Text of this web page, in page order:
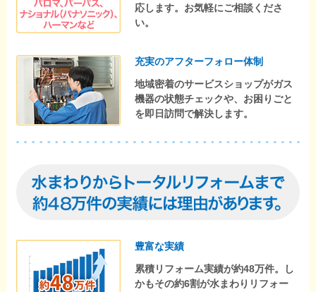
応します。お気軽にご相談くださ
い。
充実のアフターフォロー体制
地域密着のサービスショップがガス
機器の状態チェックや、お困りごと
を即日訪問で解決します。
豊富な実績
累積リフォーム実績が約48万件。し
かもその約6割が水まわりリフォー